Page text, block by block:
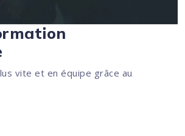
vite et en équipe grâce au